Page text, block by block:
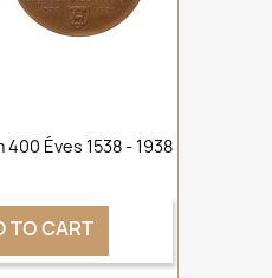
Éves 1538 - 1938
TO CART